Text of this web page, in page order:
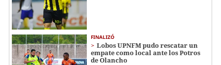
FINALIZÓ
Lobos UPNFM pudo rescatar un
empate como local ante los Potros
de Olancho